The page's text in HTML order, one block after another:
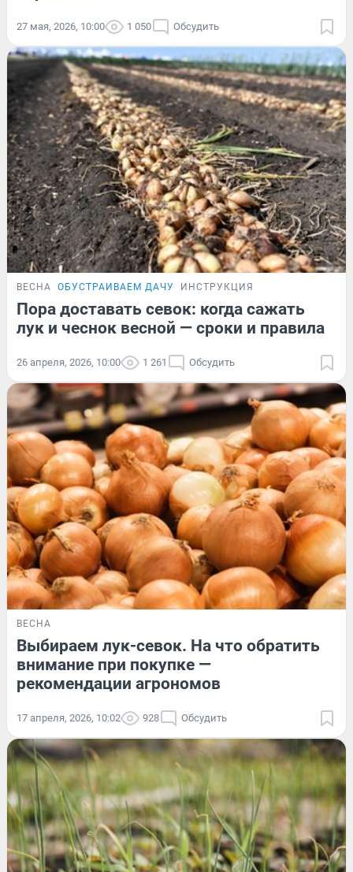
27 мая, 2026, 10:00 1 050 Обсудить
ВЕСНА ОБУСТРАИВАЕМ ДАЧУ ИНСТРУКЦИЯ
Пора доставать севок: когда сажать
лук и чеснок весной — сроки и правила
26 апреля, 2026, 10:00 1 261 Обсудить
ВЕСНА
Выбираем лук-севок. На что обратить
внимание при покупке —
рекомендации агрономов
17 апреля, 2026, 10:02 928 Обсудить